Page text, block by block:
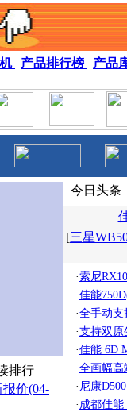
产品排行榜
产品
排行
价(04-
今日头条
[三星
·索尼
·佳能
·全手动支
·支持双原
·佳能 6D
·全画幅高
· 尼康
· 成都佳能